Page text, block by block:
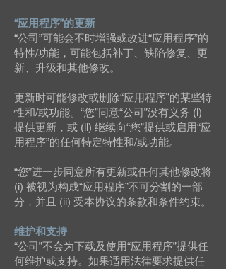
“应用程序”的更新
“公司”可能会不时增强或改进“应用程序”的
特性/功能，可能包括补丁、缺陷修复、更
新、升级和其他修改。
更新时可能修改或删除“应用程序”的某些特
性和/或功能。“您”同意“公司”没有义务 (i)
提供更新，或 (ii) 继续向“您”提供或启用“应
用程序”的任何特定特性和/或功能。
“您”进一步同意所有更新或任何其他修改将
(i) 被视为构成“应用程序”不可分割的一部
分，并且 (ii) 受本协议的条款和条件约束。
维护和支持
“公司”不会为下载及使用“应用程序”提供任
何维护或支持。如果适用法律要求提供任